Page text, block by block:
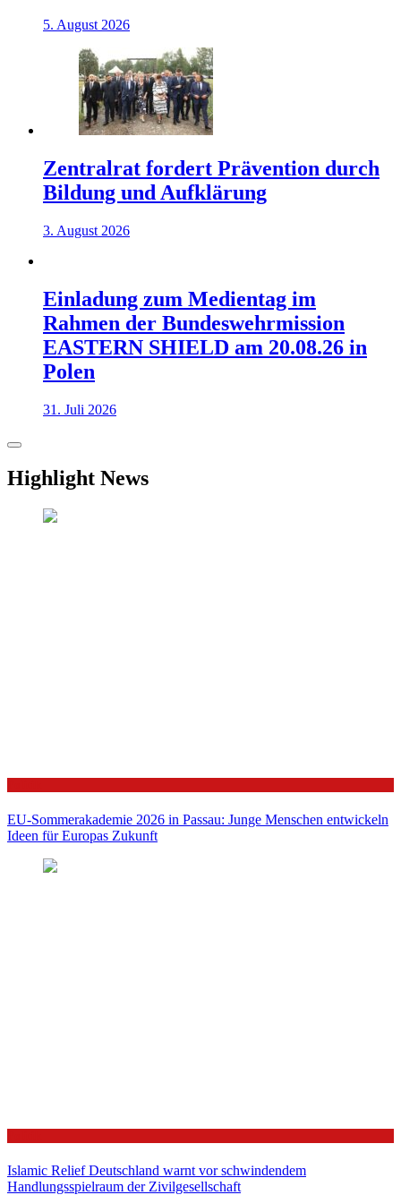
5. August 2026
Zentralrat fordert Prävention durch
Bildung und Aufklärung
3. August 2026
Einladung zum Medientag im
Rahmen der Bundeswehrmission
EASTERN SHIELD am 20.08.26 in
Polen
31. Juli 2026
Highlight News
EU-Sommerakademie 2026 in Passau: Junge Menschen entwickeln
Ideen für Europas Zukunft
Islamic Relief Deutschland warnt vor schwindendem
Handlungsspielraum der Zivilgesellschaft